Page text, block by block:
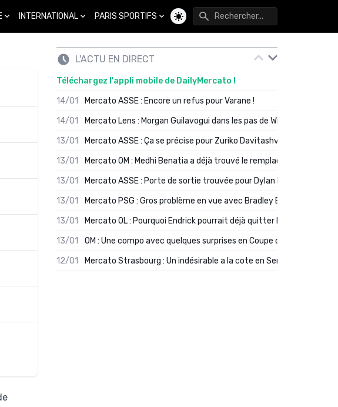
INTERNATIONAL PARIS SPORTIFS
Changer de thème
L'ACTU EN DIRECT
Téléchargez l'appli mobile de DailyMercato !
14/01
Mercato ASSE : Encore un refus pour Varane !
14/01
Mercato Lens : Morgan Guilavogui dans les pas de Will Still ?
13/01
Mercato ASSE : Ça se précise pour Zuriko Davitashvili
13/01
Mercato OM : Medhi Benatia a déjà trouvé le remplaçant de Robinio
13/01
Mercato ASSE : Porte de sortie trouvée pour Dylan Batubinsika
13/01
Mercato PSG : Gros problème en vue avec Bradley Barcola ?
13/01
Mercato OL : Pourquoi Endrick pourrait déjà quitter Lyon en janvier
13/01
OM : Une compo avec quelques surprises en Coupe de France
12/01
Mercato Strasbourg : Un indésirable a la cote en Serie A